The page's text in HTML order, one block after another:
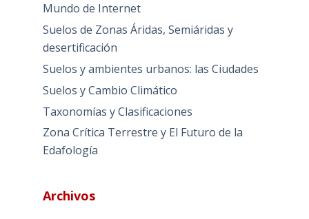
Mundo de Internet
Suelos de Zonas Áridas, Semiáridas y
desertificación
Suelos y ambientes urbanos: las Ciudades
Suelos y Cambio Climático
Taxonomías y Clasificaciones
Zona Crítica Terrestre y El Futuro de la
Edafología
Archivos